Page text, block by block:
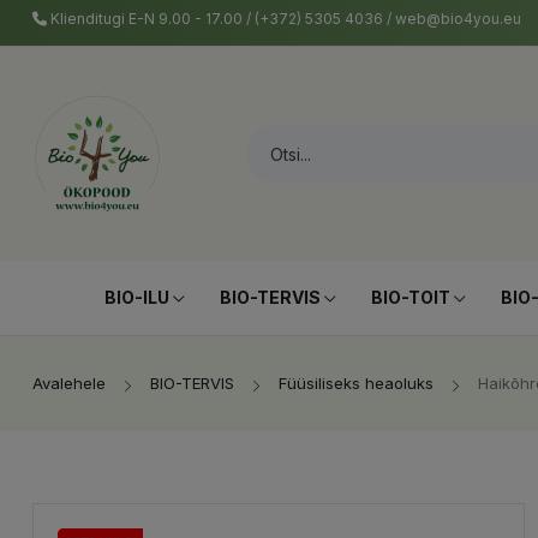
Klienditugi E-N 9.00 - 17.00 / (+372) 5305 4036 / web@bio4you.eu
BIO-ILU BIO-TERVIS BIO-TOIT
Avalehele BIO-TERVIS Füüsiliseks heaoluks